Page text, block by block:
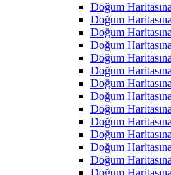
Doğum
Doğum
Doğum
Doğum
Doğum
Doğum
Doğum
Doğum
Doğum
Doğum
Doğum
Doğum
Doğum
Doğum